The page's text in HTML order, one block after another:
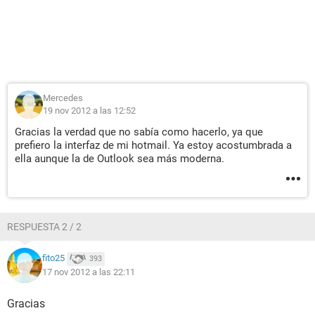
Mercedes
19 nov 2012 a las 12:52
Gracias la verdad que no sabía como hacerlo, ya que
prefiero la interfaz de mi hotmail. Ya estoy acostumbrada a
ella aunque la de Outlook sea más moderna.
RESPUESTA 2 / 2
fito25 393
17 nov 2012 a las 22:11
Gracias